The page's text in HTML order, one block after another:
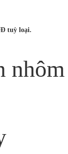
tuỳ loại.
nhôm